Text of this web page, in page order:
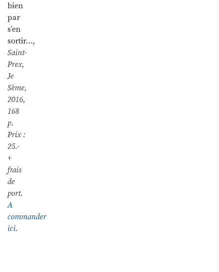
bien
par
s’en
sortir…,
Saint-
Prex,
Je
Sème,
2016,
168
p.
Prix :
25.-
+
frais
de
port.
A
commander
ici.